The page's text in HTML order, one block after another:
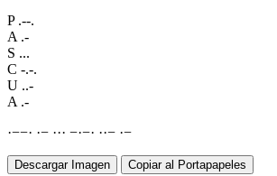
P .--.
A .-
S ...
C -.-.
U ..-
A .-
·−−· ·− ··· −·−· ··− ·−
Descargar Imagen Copiar al Portapapeles